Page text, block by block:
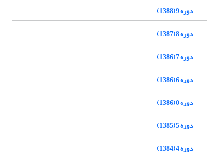
دوره 9 (1388)
دوره 8 (1387)
دوره 7 (1386)
دوره 6 (1386)
دوره 0 (1386)
دوره 5 (1385)
دوره 4 (1384)